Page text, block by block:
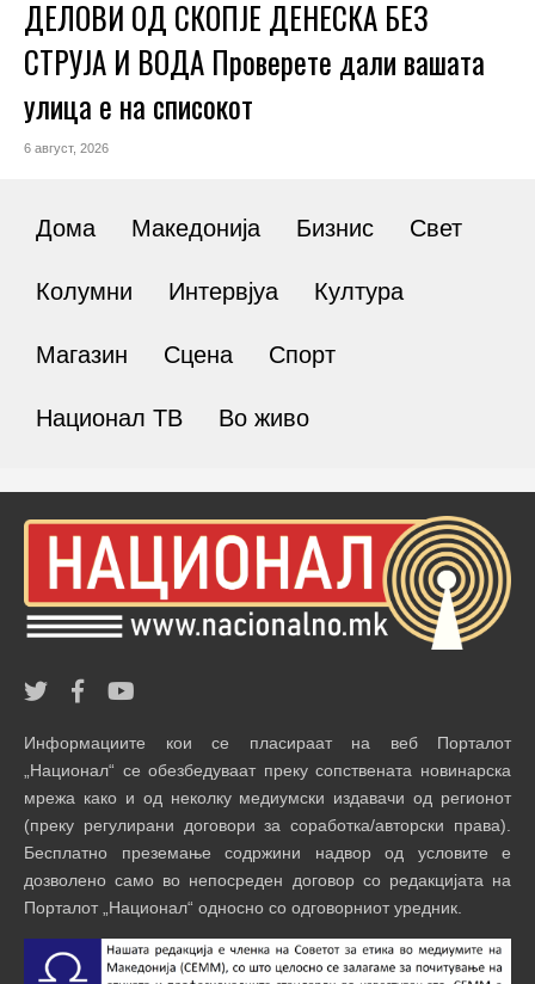
ДЕЛОВИ ОД СКОПЈЕ ДЕНЕСКА БЕЗ
СТРУЈА И ВОДА Проверете дали вашата
улица е на списокот
6 август, 2026
Дома Македонија Бизнис Свет
Колумни Интервјуа Култура
Магазин Сцена Спорт
Национал ТВ Во живо
Информациите кои се пласираат на веб Порталот
„Национал“ се обезбедуваат преку сопствената новинарска
мрежа како и од неколку медиумски издавачи од регионот
(преку регулирани договори за соработка/авторски права).
Бесплатно преземање содржини надвор од условите е
дозволено само во непосреден договор со редакцијата на
Порталот „Национал“ односно со одговорниот уредник.